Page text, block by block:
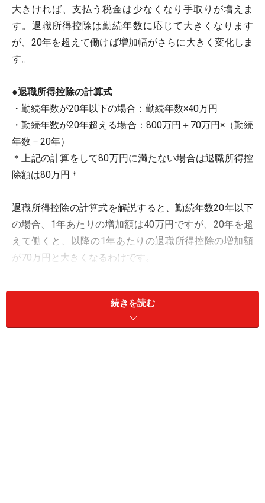
大きければ、支払う税金は少なくなり手取りが増えま
す。退職所得控除は勤続年数に応じて大きくなります
が、20年を超えて働けば増加幅がさらに大きく変化しま
す。
●退職所得控除の計算式
・勤続年数が20年以下の場合：勤続年数×40万円
・勤続年数が20年超える場合：800万円＋70万円×（勤続
年数－20年）
＊上記の計算をして80万円に満たない場合は退職所得控
除額は80万円＊
退職所得控除の計算式を解説すると、勤続年数20年以下
の場合、1年あたりの増加額は40万円ですが、20年を超
えて働くと、以降の1年あたりの退職所得控除の増加額
が70万円と大きくなるわけです。
続きを読む